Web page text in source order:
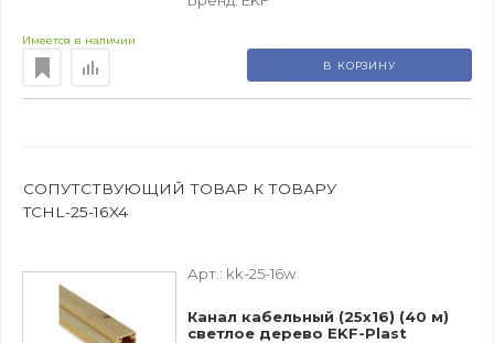
Имеется в наличии
В КОРЗИНУ
СОПУТСТВУЮЩИЙ ТОВАР К ТОВАРУ
TCHL-25-16X4
Арт.: kk-25-16w
Канал кабельный (25х16) (40 м)
светлое дерево EKF-Plast